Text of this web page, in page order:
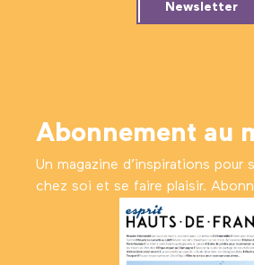
Newsletter
Abonnement au
Un magazine d’inspirations pour
chez soi et se faire plaisir.